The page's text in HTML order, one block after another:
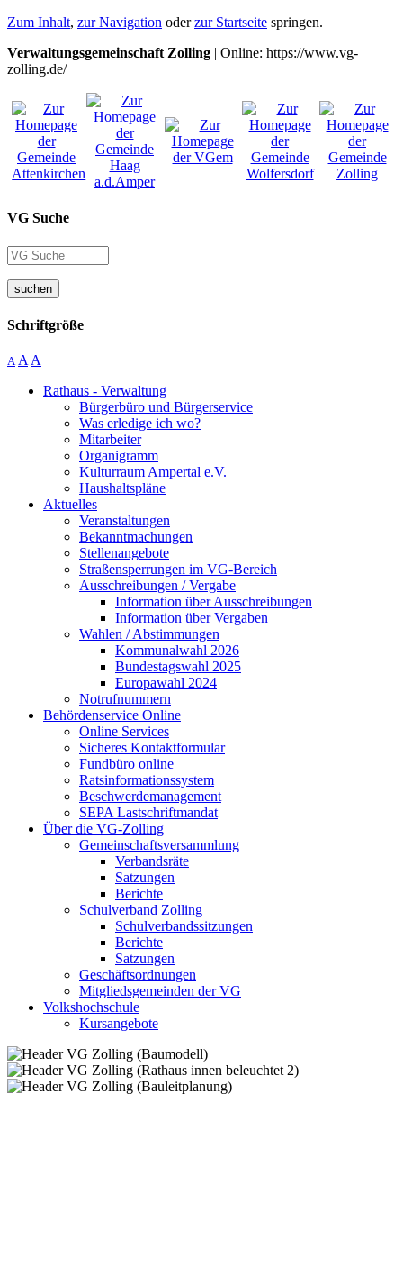
Zum Inhalt, zur Navigation oderzur Startseite springen.
Verwaltungsgemeinschaft Zolling | Online: https://www.vg-
zolling.de/
VG Suche
suchen
Schriftgröße
A A A
Rathaus - Verwaltung
Bürgerbüro und Bürgerservice
Was erledige ich wo?
Mitarbeiter
Organigramm
Kulturraum Ampertal e.V.
Haushaltspläne
Aktuelles
Veranstaltungen
Bekanntmachungen
Stellenangebote
Straßensperrungen im VG-Bereich
Ausschreibungen / Vergabe
Information über Ausschreibungen
Information über Vergaben
Wahlen / Abstimmungen
Kommunalwahl 2026
Bundestagswahl 2025
Europawahl 2024
Notrufnummern
Behördenservice Online
Online Services
Sicheres Kontaktformular
Fundbüro online
Ratsinformationssystem
Beschwerdemanagement
SEPA Lastschriftmandat
Über die VG-Zolling
Gemeinschaftsversammlung
Verbandsräte
Satzungen
Berichte
Schulverband Zolling
Schulverbandssitzungen
Berichte
Satzungen
Geschäftsordnungen
Mitgliedsgemeinden der VG
Volkshochschule
Kursangebote